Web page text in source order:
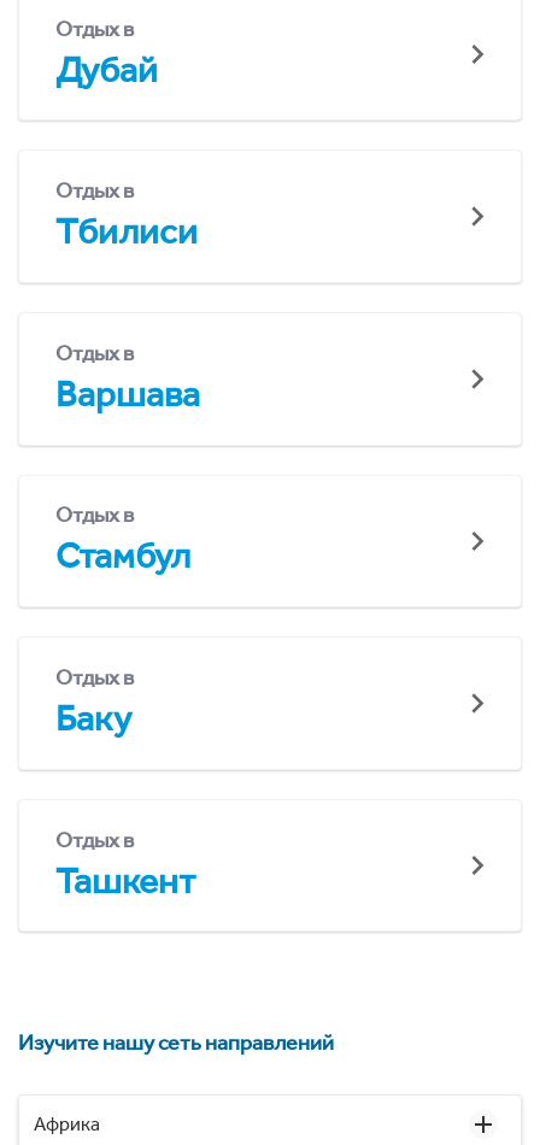
Отдых в
Дубай
Отдых в
Тбилиси
Отдых в
Варшава
Отдых в
Стамбул
Отдых в
Баку
Отдых в
Ташкент
Изучите нашу сеть направлений
Африка